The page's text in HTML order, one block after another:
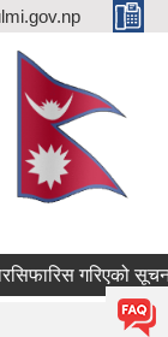
गरिएको सूचना।